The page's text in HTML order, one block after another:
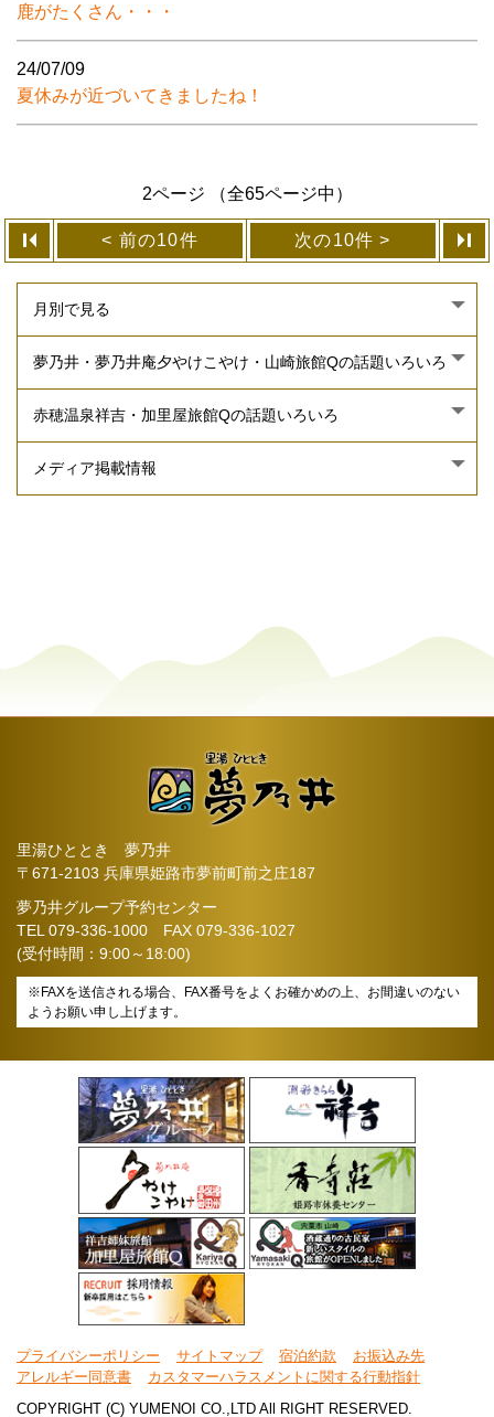
鹿がたくさん・・・
24/07/09
夏休みが近づいてきましたね！
2ページ （全65ページ中）
前の10件 次の10件
里湯ひととき 夢乃井
〒671-2103 兵庫県姫路市夢前町前之庄187
夢乃井グループ予約センター
TEL 079-336-1000 FAX 079-336-1027
(受付時間：9:00～18:00)
※FAXを送信される場合、FAX番号をよくお確かめの上、お間違いのない
ようお願い申し上げます。
プライバシーポリシー サイトマップ 宿泊約款
お振込み先
アレルギー同意書
カスタマーハラスメントに関する行動指針
COPYRIGHT (C) YUMENOI CO.,LTD All RIGHT RESERVED.